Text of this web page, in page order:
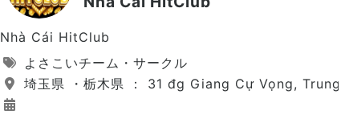
Nhà Cái HitClub
よさこいチーム・サークル
埼玉県 ・栃木県 ： 31 đg Giang Cự Vọng, Trung